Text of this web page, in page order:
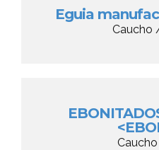
Eguia
Caucho